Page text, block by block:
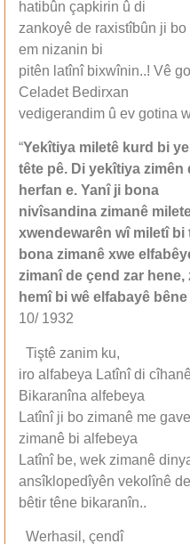
hatibûn çapkirin û di
zankoyê de raxistîbûn ji
em nizanin bi
pitên latînî bixwînin..! Vê
Celadet Bedirxan
vedigerandim û ev gotina
“Yekîtiya miletê kurd bi
tête pê. Di yekîtiya
herfan e. Yanî ji bona
nivîsandina zimanê
xwendewarên wî miletî bi
bona zimanê xwe
zimanî de çend zar hene,
hemî bi wê elfabayê
10/ 1932
Tiştê zanim ku,
iro alfabeya Latînî di
Bikaranîna alfebeya
Latînî ji bo zimanê me
zimanê bi alfebeya
Latînî be, wek zimanê
ansîklopedîyên vekolînê de
bêtir têne bikaranîn..
Werhasil, çendî